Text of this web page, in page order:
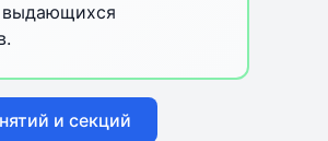
выдающихся
и секций